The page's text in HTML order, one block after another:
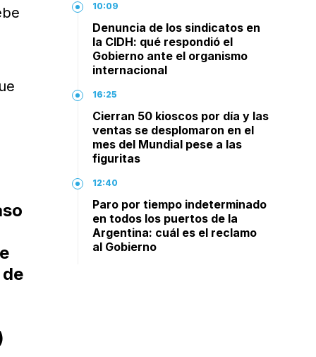
10:09
Denuncia de los sindicatos en
la CIDH: qué respondió el
Gobierno ante el organismo
internacional
16:25
Cierran 50 kioscos por día y las
ventas se desplomaron en el
mes del Mundial pese a las
figuritas
12:40
Paro por tiempo indeterminado
en todos los puertos de la
Argentina: cuál es el reclamo
al Gobierno